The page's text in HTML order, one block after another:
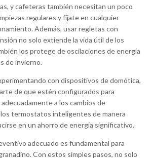
y cafeteras también necesitan un poco
regulares y fíjate en cualquier
Además, usar regletas con
no solo extiende la vida útil de los
los protege de oscilaciones de energía
de invierno.
con dispositivos de domótica,
de que estén configurados para
a los cambios de
termostatos inteligentes de manera
en un ahorro de energía significativo.
adecuado es fundamental para
Con estos simples pasos, no solo